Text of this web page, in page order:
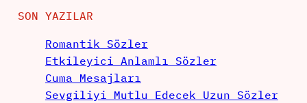
SON YAZILAR
Romantik Sözler
Etkileyici Anlamlı Sözler
Cuma Mesajları
Sevgiliyi Mutlu Edecek Uzun Sözler